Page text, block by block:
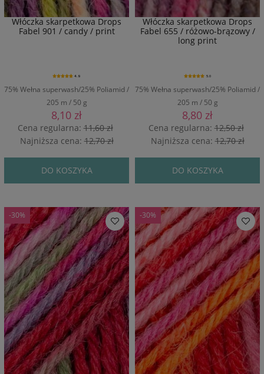
Włóczka skarpetkowa Drops
Fabel 901 / candy / print
75% Wełna superwash/25% Poliamid /
205 m / 50 g
4.9
8,10 zł
Cena regularna:11,60 zł
Najniższa cena:12,70 zł
DO KOSZYKA
Włóczka skarpetkowa Drops
Fabel 655 / różowo-brązowy /
long print
75% Wełna superwash/25% Poliamid /
205 m / 50 g
5.0
8,80 zł
Cena regularna:12,50 zł
Najniższa cena:12,70 zł
DO KOSZYKA
-30% -30%